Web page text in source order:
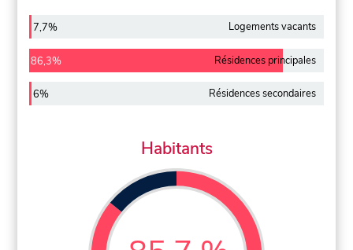
7,7% Logements vacants
86,3% Résidences principales
6% Résidences secondaires
Habitants